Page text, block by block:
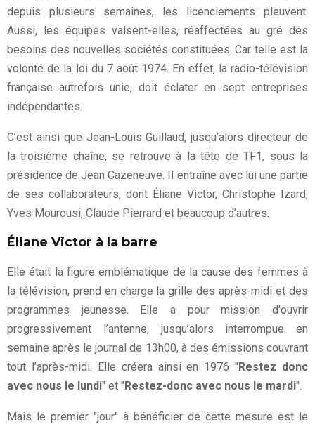
depuis plusieurs semaines, les licenciements pleuvent.
Aussi, les équipes valsent-elles, réaffectées au gré des
besoins des nouvelles sociétés constituées. Car telle est la
volonté de la loi du 7 août 1974. En effet, la radio-télévision
française autrefois unie, doit éclater en sept entreprises
indépendantes.
C’est ainsi que Jean-Louis Guillaud, jusqu’alors directeur de
la troisième chaîne, se retrouve à la tête de TF1, sous la
présidence de Jean Cazeneuve. Il entraîne avec lui une partie
de ses collaborateurs, dont Éliane Victor, Christophe Izard,
Yves Mourousi, Claude Pierrard et beaucoup d’autres.
Éliane Victor à la barre
Elle était la figure emblématique de la cause des femmes à
la télévision, prend en charge la grille des après-midi et des
programmes jeunesse. Elle a pour mission d'ouvrir
progressivement l’antenne, jusqu’alors interrompue en
semaine après le journal de 13h00, à des émissions couvrant
tout l’après-midi. Elle créera ainsi en 1976 "Restez donc
avec nous le lundi" et "Restez-donc avec nous le mardi".
Mais le premier "jour" à bénéficier de cette mesure est le